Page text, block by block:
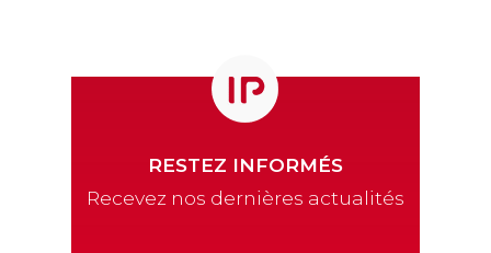
RESTEZ INFORMÉS
Recevez nos dernières actualités